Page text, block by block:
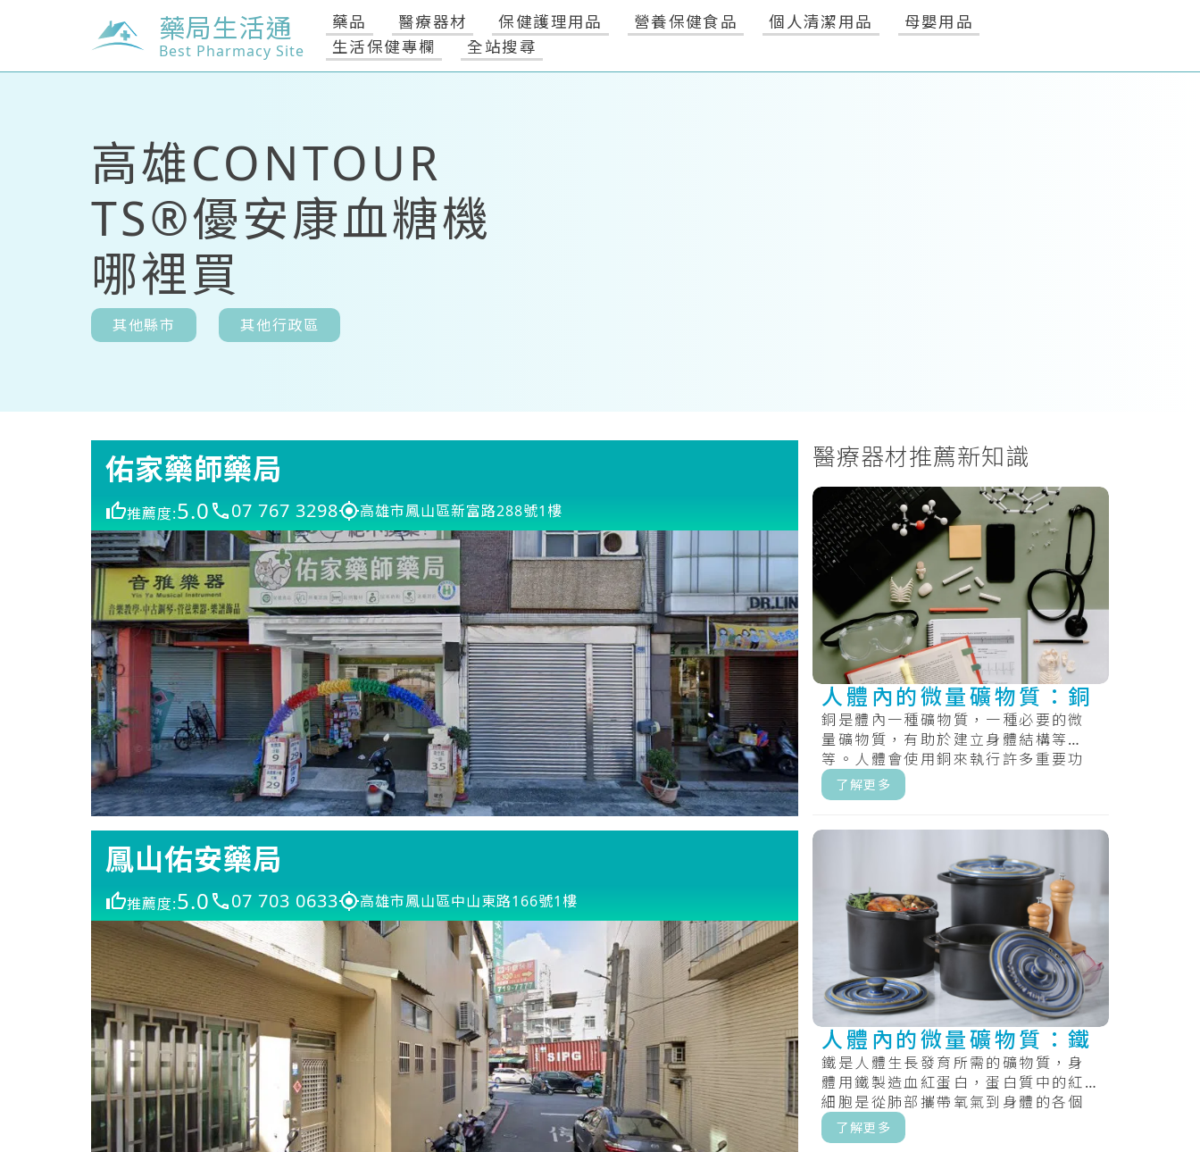
藥局生活通
Best Pharmacy Site
藥品 醫療器材 保健護理用品 營養保健食品 個人清潔用品
母嬰用品
生活保健專欄
全站搜尋
高雄CONTOUR
TS®優安康血糖機
哪裡買
其他縣市 其他行政區
佑家藥師藥局
推薦度:5.0 07 767 3298 高雄市鳳山區新富路288號1樓
鳳山佑安藥局
推薦度:5.0 07 703 0633 高雄市鳳山區中山東路166號1樓
醫療器材推薦新知識
人體內的微量礦物質：銅
銅是體內一種礦物質，一種必要的微
量礦物質，有助於建立身體結構等
等。人體會使用銅來執行許多重要功
能，包括製造能量、結締組織和血
管。銅還有助.....
了解更多
人體內的微量礦物質：鐵
鐵是人體生長發育所需的礦物質，身
體用鐵製造血紅蛋白，蛋白質中的紅
細胞是從肺部攜帶氧氣到身體的各個
部位，和肌紅蛋白，提供氧氣，肌肉
的蛋白質.....
了解更多